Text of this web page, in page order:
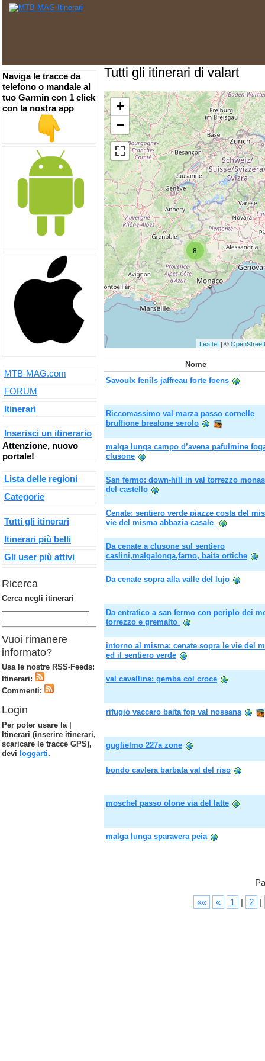
Tutti gli itinerari di valart
8
+
−
Leaflet | ©
Nome
Savoulx fenils jaffreau forte foens
Riccomassimo val marza passo cornelle
bruffione brealone serolo
malga lunga campo d’avena pafulmine
clusone
San fermo: down-hill in val torrezzo
del castello
Cenate: sentiero verde piazze costa del
vie del misma abbazia casale
Da cenate a clusone sul sentiero
caslini,malgalonga,farno, baita ortiche
Da cenate sopra alla valle del lujo
Da entratico a san fermo con periplo dei
torrezzo e gremalto
intorno al misma: cenate sopra le vie del
ed il sentiero verde
val cavallina: gemba col croce
rifugio vaccaro baita fop val nossana
guglielmo 227a zone
bondo cavlera barbata val del riso
moschel passo olone via del latte
malga lunga sparavera peia
««
« 1 | 2 |
Naviga le tracce da
telefono o mandale al
tuo Garmin con 1 click
con la nostra app
MTB-MAG.com
FORUM
Itinerari
Inserisci un itinerario
Attenzione, nuovo
portale!
Lista delle regioni
Categorie
Tutti gli itinerari
Itinerari più belli
Gli user più attivi
Ricerca
Cerca negli itinerari
Vuoi rimanere
informato?
Usa le nostre RSS-Feeds:
Itinerari:
Commenti:
Login
Per poter usare la |
Itinerari (inserire itinerari,
scaricare le tracce GPS),
devi loggarti.